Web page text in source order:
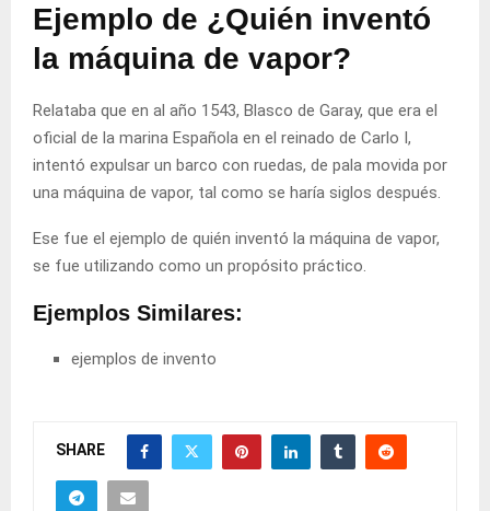
Ejemplo de ¿Quién inventó
la máquina de vapor?
Relataba que en al año 1543, Blasco de Garay, que era el
oficial de la marina Española en el reinado de Carlo I,
intentó expulsar un barco con ruedas, de pala movida por
una máquina de vapor, tal como se haría siglos después.
Ese fue el ejemplo de quién inventó la máquina de vapor,
se fue utilizando como un propósito práctico.
Ejemplos Similares:
ejemplos de invento
SHARE